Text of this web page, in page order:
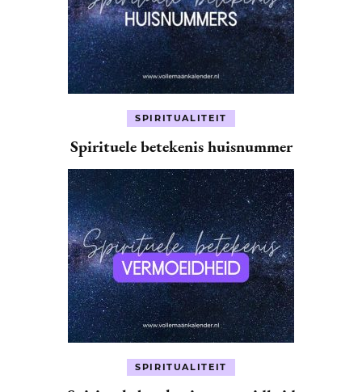
SPIRITUALITEIT
Spirituele betekenis huisnummer
SPIRITUALITEIT